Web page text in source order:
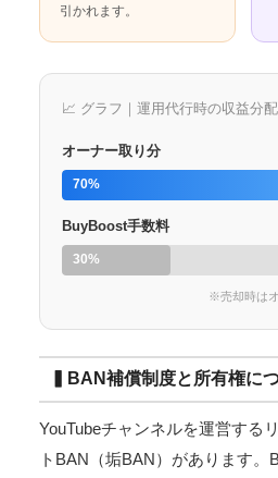
引かれます。
📈 グラフ｜運用代行時の収益分
オーナー取り分
70%
BuyBoost手数料
30%
※売却時は
▍BAN補償制度と所有権に
YouTubeチャンネルを運営する
トBAN（垢BAN）があります。